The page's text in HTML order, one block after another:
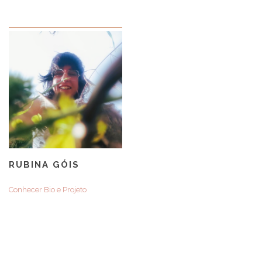
RUBINA GÓIS
Conhecer Bio e Projeto